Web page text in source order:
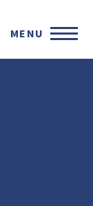
MENU